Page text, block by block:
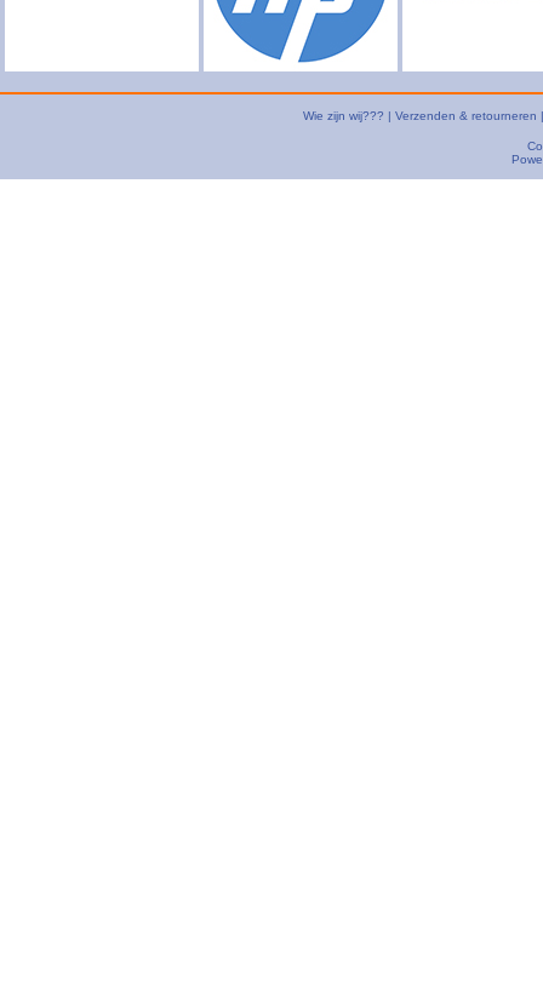
Wie zijn wij??? | Verzenden & retourneren